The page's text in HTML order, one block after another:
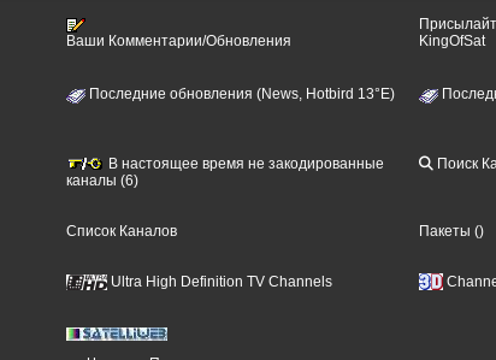
Ваши Комментарии/Обновления
KingOfSat
Последние обновления (News, Hotbird 13°E)
В настоящее время не закодированные
каналы (6)
Поиск
Список Каналов Пакеты ()
Ultra High Definition TV Channels